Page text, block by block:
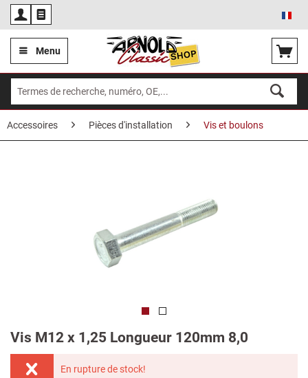
Menu
Accessoires Pièces d'installation Vis et boulons
Vis M12 x 1,25 Longueur 120mm 8,0
En rupture de stock!